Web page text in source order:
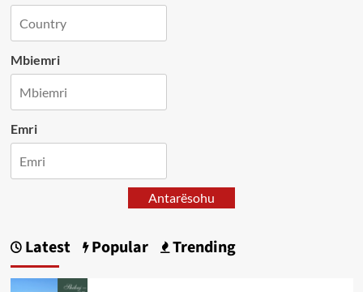
Mbiemri
Emri
Antarësohu
Latest Popular Trending